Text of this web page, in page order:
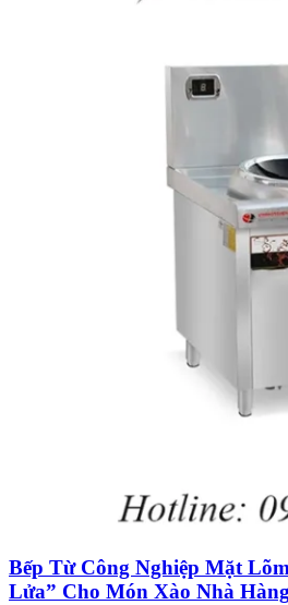
Bếp Từ Công Nghiệp Mặt
Lửa” Cho Món Xào Nhà